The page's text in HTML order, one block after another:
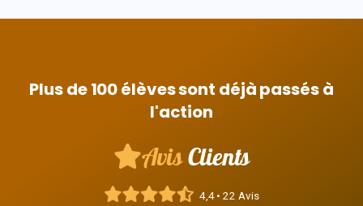
Plus de 100 élèves sont déjà passés à
l'action
AvisClients
4,4 • 22 Avis